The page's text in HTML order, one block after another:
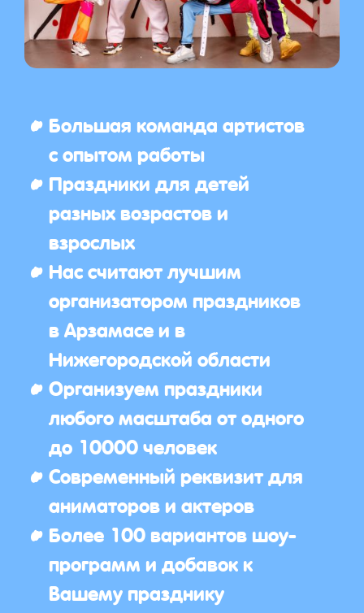
Большая команда артистов
с опытом работы
Праздники для детей
разных возрастов и
взрослых
Нас считают лучшим
организатором праздников
в Арзамасе и в
Нижегородской области
Организуем праздники
любого масштаба от одного
до 10000 человек
Современный реквизит для
аниматоров и актеров
Более 100 вариантов шоу-
программ и добавок к
Вашему празднику